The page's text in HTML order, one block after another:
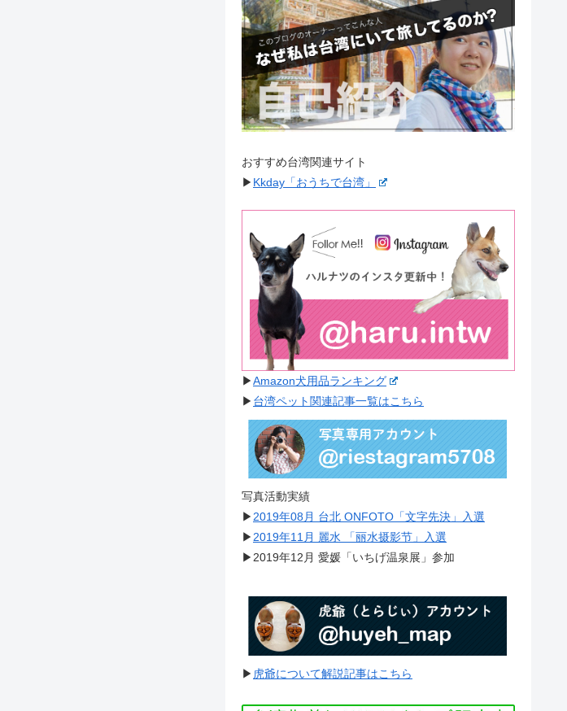
おすすめ台湾関連サイト
▶︎ Kkday「おうちで台湾」
▶︎Amazon犬用品ランキング
▶︎ 台湾ペット関連記事一覧はこちら
写真活動実績
▶︎2019年08月 台北 ONFOTO「文字先決」入選
▶︎2019年11月 麗水 「丽水摄影节」入選
▶︎2019年12月 愛媛「いちげ温泉展」参加
▶︎ 虎爺について解説記事はこちら